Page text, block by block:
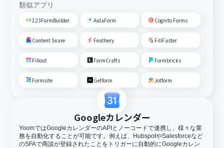
類似アプリ
123FormBuilder AidaForm Cognito Forms
Content Snare Feathery FillFaster
Fillout FormCrafts Formbricks
Formsite Getform Jotform
Googleカレンダー
YoomではGoogleカレンダーのAPIとノーコードで連携し、様々な業
務を自動化することが可能です。例えば、HubspotやSalesforceなど
のSFAで商談が登録されたことをトリガーに自動的にGoogleカレン